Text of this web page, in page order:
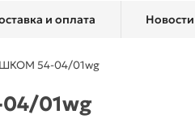
и оплата Новости
54-04/01wg
01wg